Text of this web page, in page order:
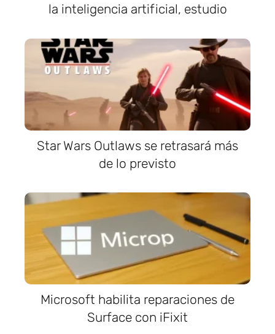
la inteligencia artificial, estudio
Star Wars Outlaws se retrasará más
de lo previsto
Microsoft habilita reparaciones de
Surface con iFixit